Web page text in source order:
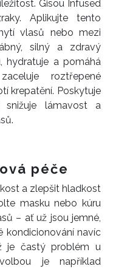
Gisou Infused
Aplikujte tento
vlasů nebo mezi
silný a zdravý
hydratuje a pomáhá
roztřepené
krepatění. Poskytuje
lámavost a
péče
a zlepšit hladkost
masku nebo kúru
– ať už jsou jemné,
kondicionování navíc
je častý problém u
je například